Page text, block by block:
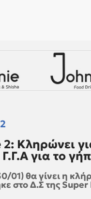
2: Κληρώνει
για το
01) θα γίνει η
στο Δ.Σ της Super